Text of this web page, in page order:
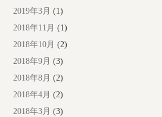
2019年3月 (1)
2018年11月 (1)
2018年10月 (2)
2018年9月 (3)
2018年8月 (2)
2018年4月 (2)
2018年3月 (3)